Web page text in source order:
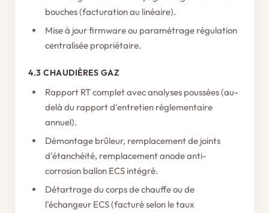
bouches (facturation au linéaire).
Mise à jour firmware ou paramétrage régulation
centralisée propriétaire.
4.3 CHAUDIÈRES GAZ
Rapport RT complet avec analyses poussées (au-
delà du rapport d'entretien réglementaire
annuel).
Démontage brûleur, remplacement de joints
d'étanchéité, remplacement anode anti-
corrosion ballon ECS intégré.
Détartrage du corps de chauffe ou de
l'échangeur ECS (facturé selon le taux